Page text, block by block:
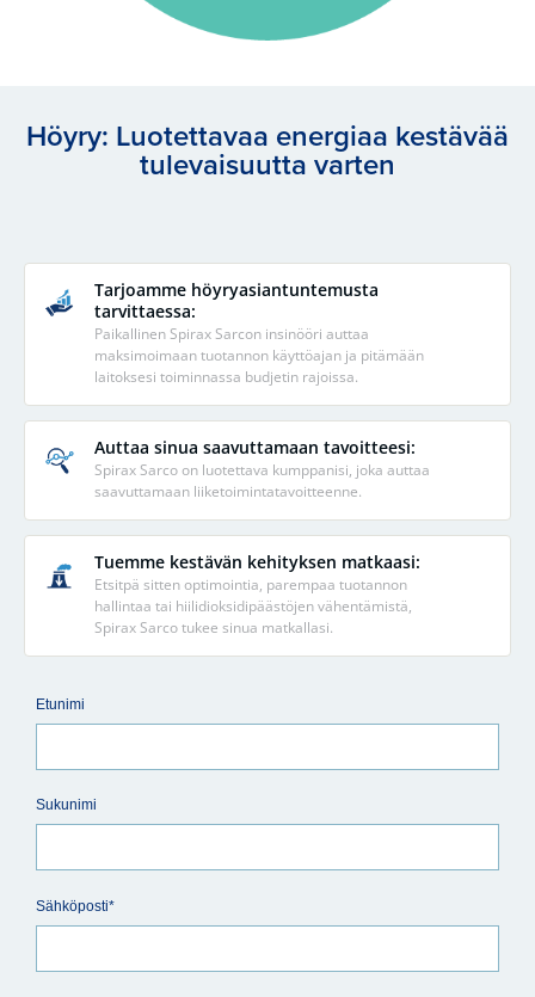
Höyry: Luotettavaa energiaa kestävää
tulevaisuutta varten
Etunimi
Sukunimi
Sähköposti*
Tarjoamme höyryasiantuntemusta
tarvittaessa:
Paikallinen Spirax Sarcon insinööri auttaa
maksimoimaan tuotannon käyttöajan ja pitämään
laitoksesi toiminnassa budjetin rajoissa.
Auttaa sinua saavuttamaan tavoitteesi:
Spirax Sarco on luotettava kumppanisi, joka auttaa
saavuttamaan liiketoimintatavoitteenne.
Tuemme kestävän kehityksen matkaasi:
Etsitpä sitten optimointia, parempaa tuotannon
hallintaa tai hiilidioksidipäästöjen vähentämistä,
Spirax Sarco tukee sinua matkallasi.